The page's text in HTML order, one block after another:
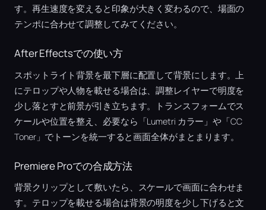
す。再生速度を変えると印象が大きく変わるので、場面の
テンポに合わせて調整してみてください。
After Effectsでの使い方
スポットライト背景を最下層に配置して背景にします。上
にテロップや人物を載せる場合は、調整レイヤーで明度を
少し落とすと前景が引き立ちます。トランスフォームでス
ケールや位置を整え、必要なら「Lumetri カラー」や「CC
Toner」でトーンを統一すると画面全体がまとまります。
Premiere Proでの合成方法
背景クリップとして敷いたら、スケールで画面に合わせま
す。テロップを載せる場合は背景の明度を少し下げると文